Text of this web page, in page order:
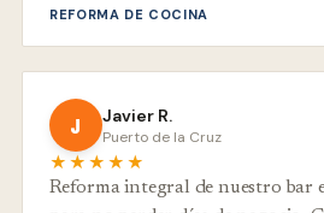
REFORMA DE COCINA
J Javier R.
Puerto de la Cruz
★★★★★
Reforma integral de nuestro bar